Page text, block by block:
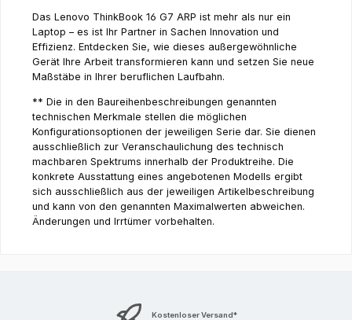
Das Lenovo ThinkBook 16 G7 ARP ist mehr als nur ein
Laptop – es ist Ihr Partner in Sachen Innovation und
Effizienz. Entdecken Sie, wie dieses außergewöhnliche
Gerät Ihre Arbeit transformieren kann und setzen Sie neue
Maßstäbe in Ihrer beruflichen Laufbahn.
** Die in den Baureihenbeschreibungen genannten
technischen Merkmale stellen die möglichen
Konfigurationsoptionen der jeweiligen Serie dar. Sie dienen
ausschließlich zur Veranschaulichung des technisch
machbaren Spektrums innerhalb der Produktreihe. Die
konkrete Ausstattung eines angebotenen Modells ergibt
sich ausschließlich aus der jeweiligen Artikelbeschreibung
und kann von den genannten Maximalwerten abweichen.
Änderungen und Irrtümer vorbehalten.
Kostenloser Versand*